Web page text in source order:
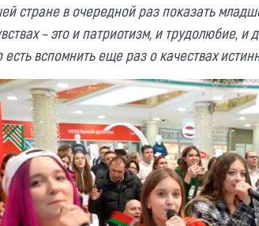
стране в очередной раз показать
– это и патриотизм, и трудолюбие, и
есть вспомнить еще раз о качествах